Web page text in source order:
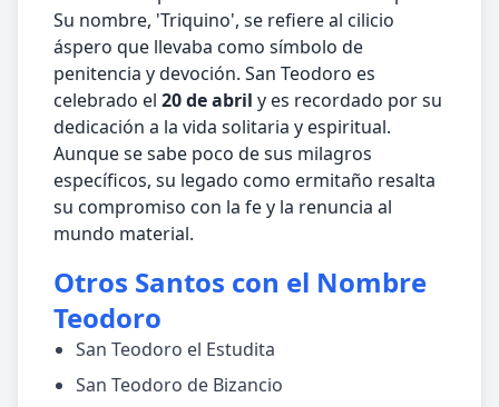
Su nombre, 'Triquino', se refiere al cilicio
áspero que llevaba como símbolo de
penitencia y devoción. San Teodoro es
celebrado el 20 de abril y es recordado por su
dedicación a la vida solitaria y espiritual.
Aunque se sabe poco de sus milagros
específicos, su legado como ermitaño resalta
su compromiso con la fe y la renuncia al
mundo material.
Otros Santos con el Nombre
Teodoro
San Teodoro el Estudita
San Teodoro de Bizancio